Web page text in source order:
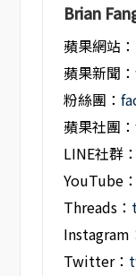
Brian
蘋果網站：
蘋果新聞：
粉絲團：
蘋果社團：
LINE社群：
YouTube
Threads：
Instagram
Twitter：